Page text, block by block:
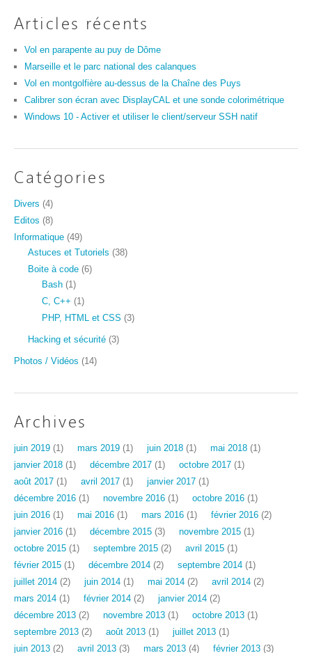
Articles récents
Vol en parapente au puy de Dôme
Marseille et le parc national des calanques
Vol en montgolfière au-dessus de la Chaîne des Puys
Calibrer son écran avec DisplayCAL et une sonde colorimétrique
Windows 10 - Activer et utiliser le client/serveur SSH natif
Catégories
Divers (4)
Editos (8)
Informatique (49)
Astuces et Tutoriels (38)
Boite à code (6)
Bash (1)
C, C++ (1)
PHP, HTML et CSS (3)
Hacking et sécurité (3)
Photos / Vidéos (14)
Archives
juin 2019 (1) mars 2019 (1) juin 2018 (1) mai 2018 (1)
janvier 2018 (1) décembre 2017 (1) octobre 2017 (1)
août 2017 (1) avril 2017 (1) janvier 2017 (1)
décembre 2016 (1) novembre 2016 (1) octobre 2016 (1)
juin 2016 (1) mai 2016 (1) mars 2016 (1) février 2016 (2)
janvier 2016 (1) décembre 2015 (3) novembre 2015 (1)
octobre 2015 (1) septembre 2015 (2) avril 2015 (1)
février 2015 (1) décembre 2014 (2) septembre 2014 (1)
juillet 2014 (2) juin 2014 (1) mai 2014 (2) avril 2014 (2)
mars 2014 (1) février 2014 (2) janvier 2014 (2)
décembre 2013 (2) novembre 2013 (1) octobre 2013 (1)
septembre 2013 (2) août 2013 (1) juillet 2013 (1)
juin 2013 (2) avril 2013 (3) mars 2013 (4) février 2013 (3)